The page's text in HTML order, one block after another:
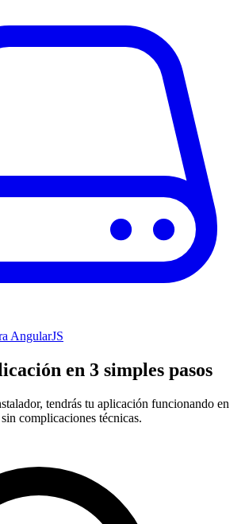
AngularJS
en 3 simples pasos
tendrás tu aplicación funcionando en
complicaciones técnicas.